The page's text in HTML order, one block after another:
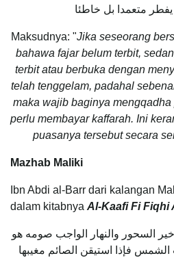
يفطر متعمدا بل خاطئا
Maksudnya: "Jika seseorang
bahawa fajar belum terbit,
terbit atau berbuka dengan
telah tenggelam, padahal
maka wajib baginya
perlu membayar kaffarah. Ini
puasanya tersebut secara
Mazhab Maliki
Ibn Abdi al-Barr dari kalangan
dalam kitabnya Al-Kaafi Fi Fiqhi
السحور والنهار الواجب صومه هو
فإذا استيقن الصائم مغيبها